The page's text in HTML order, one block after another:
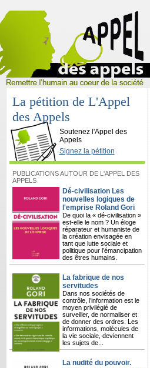
L'Appel des Appels
La pétition de L'Appel
des Appels
Soutenez l'Appel des
Appels
Signez la pétition
PUBLICATIONS AUTOUR DE L'APPEL DES
APPELS
Dé-civilisation Les
nouvelles logiques de
l'emprise Roland Gori
De quoi la « dé-civilisation »
est-elle le nom ? Un éloge
réparateur et humaniste de
la création envisagée en
tant que lutte sociale et
politique pour l’émancipation
des êtres humains.
La fabrique de nos
servitudes
Dans nos sociétés de
contrôle, l’information est le
moyen privilégié de
surveiller, de normaliser et
de donner des ordres. Les
informations, molécules de
la vie sociale, deviennent
les sujets de...
La nudité du pouvoir.